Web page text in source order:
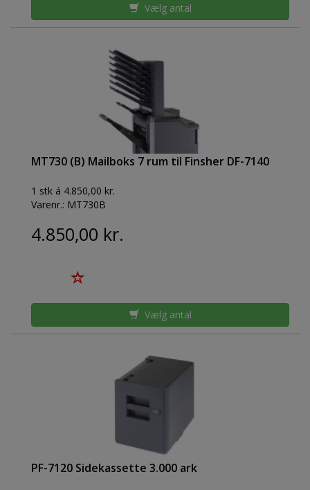
Vælg antal
MT730 (B) Mailboks 7 rum til Finsher DF-7140
1 stk á 4.850,00 kr.
Varenr.: MT730B
4.850,00 kr.
Vælg antal
PF-7120 Sidekassette 3.000 ark